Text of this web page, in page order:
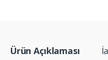
Ürün Açıklaması